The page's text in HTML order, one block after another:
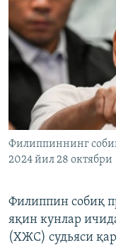
Филиппиннинг
2024 йил 28 октябри
Филиппин собиқ
яқин кунлар
(ХЖС) судьяси